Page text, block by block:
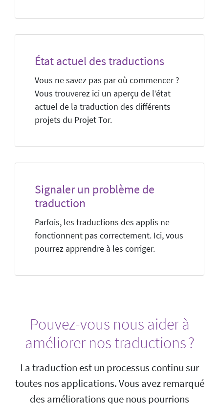
État actuel des traductions
Vous ne savez pas par où commencer ?
Vous trouverez ici un aperçu de l’état
actuel de la traduction des différents
projets du Projet Tor.
Signaler un problème de
traduction
Parfois, les traductions des applis ne
fonctionnent pas correctement. Ici, vous
pourrez apprendre à les corriger.
Pouvez-vous nous aider à
améliorer nos traductions ?
La traduction est un processus continu sur
toutes nos applications. Vous avez remarqué
des améliorations que nous pourrions